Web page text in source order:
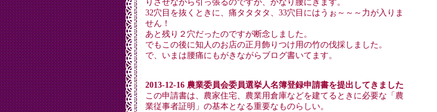
りさせながら引っ張るのですが、かなり腰にきます。
32穴目を抜くときに、痛タタタタ、33穴目にはうぉ～～～力が入りま
せん！
あと残り２穴だったのですが断念しました。
でもこの後に知人のお店の正月飾りつけ用の竹の伐採しました。
で、いまは腰痛にもがきながらブログ書いてます。
2013-12-16 農業委員会委員選挙人名簿登録申請書を提出してきました
この申請書は、農家住宅、農業用倉庫などを建てるときに必要な「農
業従事者証明」の基本となる重要なものらしい。